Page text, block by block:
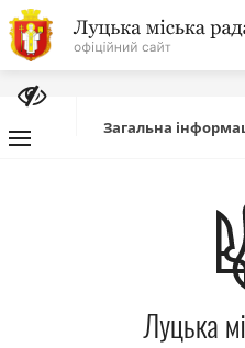
На
головну
Про
Загальна
Луцька